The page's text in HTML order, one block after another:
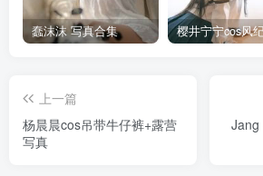
蠢沫沫 写真合集
上一篇
杨晨晨cos吊带牛仔裤+露营
写真
Jang